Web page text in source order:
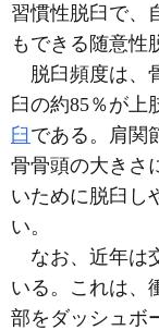
習慣性脱臼で、
もできる随意性
脱臼頻度は、
臼の約85％が上
臼である。肩関
骨骨頭の大きさ
いために脱臼し
い。
なお、近年は
いる。これは、
部をダッシュボ